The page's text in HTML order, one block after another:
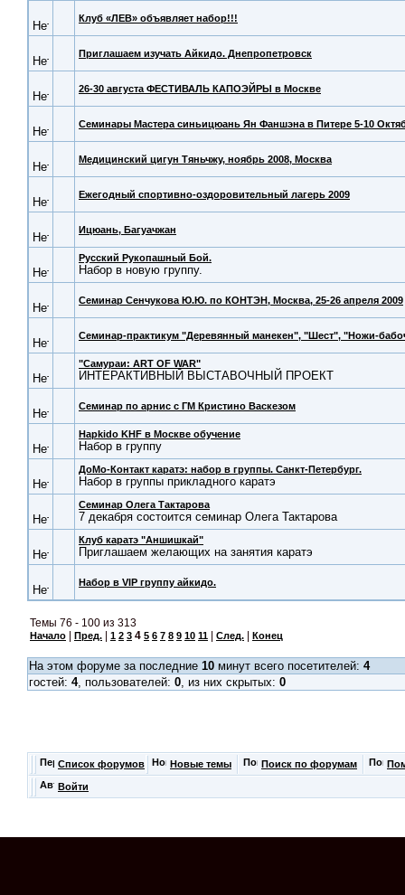
Клуб «ЛЕВ» объявляет набор!!!
Приглашаем изучать Айкидо. Днепропетровск
26-30 августа ФЕСТИВАЛЬ КАПОЭЙРЫ в Москве
Семинары Мастера синьицюань Ян Фаншэна в Питере 5-10
Медицинский цигун Тяньчжу, ноябрь 2008, Москва
Ежегодный спортивно-оздоровительный лагерь 2009
Ицюань, Багуачжан
Русский Рукопашный Бой.
Набор в новую группу.
Семинар Сенчукова Ю.Ю. по КОНТЭН, Москва, 25-26 апреля 2009
Семинар-практикум "Деревянный манекен", "Шест", "Ножи-
"Самураи: ART OF WAR"
ИНТЕРАКТИВНЫЙ ВЫСТАВОЧНЫЙ ПРОЕКТ
Семинар по арнис с ГМ Кристино Васкезом
Hapkido KHF в Москве обучение
Набор в группу
ДоМо-Контакт каратэ: набор в группы. Санкт-Петербург.
Набор в группы прикладного каратэ
Семинар Олега Тактарова
7 декабря состоится семинар Олега Тактарова
Клуб каратэ "Аншишкай"
Приглашаем желающих на занятия каратэ
Набор в VIP группу айкидо.
Темы 76 - 100 из 313
Начало Пред. 1 2 3 4 5 6 7 8 9 10 11 След. Конец
На этом форуме за последние 10 минут всего посетителей: 4
гостей: 4, пользователей: 0, из них скрытых: 0
Список форумов Новые темы Поиск по форумам
Войти